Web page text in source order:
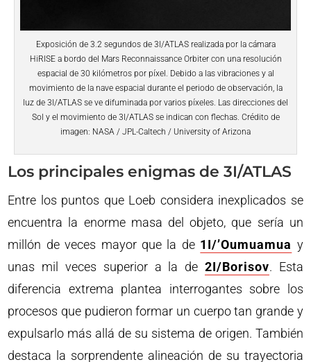
Exposición de 3.2 segundos de 3I/ATLAS realizada por la cámara
HiRISE a bordo del Mars Reconnaissance Orbiter con una resolución
espacial de 30 kilómetros por píxel. Debido a las vibraciones y al
movimiento de la nave espacial durante el periodo de observación, la
luz de 3I/ATLAS se ve difuminada por varios píxeles. Las direcciones del
Sol y el movimiento de 3I/ATLAS se indican con flechas. Crédito de
imagen: NASA / JPL-Caltech / University of Arizona
Los principales enigmas de 3I/ATLAS
Entre los puntos que Loeb considera inexplicados se
encuentra la enorme masa del objeto, que sería un
millón de veces mayor que la de 1I/’Oumuamua y
unas mil veces superior a la de 2I/Borisov. Esta
diferencia extrema plantea interrogantes sobre los
procesos que pudieron formar un cuerpo tan grande y
expulsarlo más allá de su sistema de origen. También
destaca la sorprendente alineación de su trayectoria